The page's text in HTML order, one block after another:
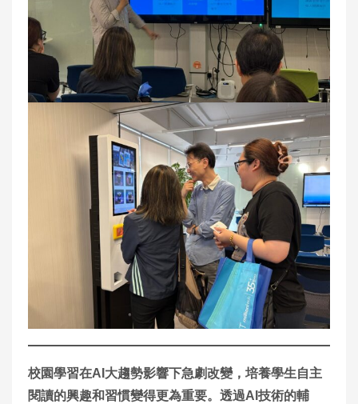
校園學習在AI大趨勢影響下急劇改變，培養學生自主
閱讀的興趣和習慣變得更為重要。透過AI技術的輔